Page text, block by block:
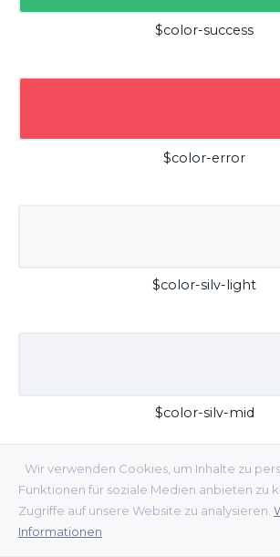
Wir verwenden Cookies, um Inhalte zu
Funktionen für soziale Medien anbieten zu
Zugriffe auf unsere Website zu analysieren.
Informationen
$color-success
$color-error
$color-silv-light
$color-silv-mid